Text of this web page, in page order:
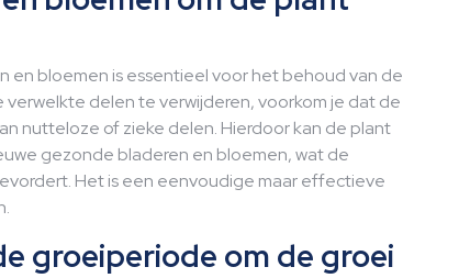
en bloemen is essentieel voor het behoud van de
delen te verwijderen, voorkom je dat de
nutteloze of zieke delen. Hierdoor kan de plant
gezonde bladeren en bloemen, wat de
Het is een eenvoudige maar effectieve
groeiperiode om de groei